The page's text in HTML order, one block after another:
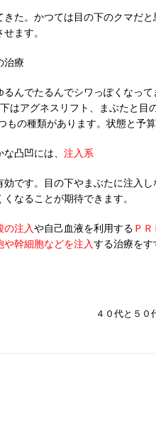
た。かつては目の下のクマだ
ます。
治療
んでたるんでシワっぽくなっ
はアグネスリフト、まぶたと目
もの種類があります。状態と予
凸凹には、 注入系
効です。目の下やまぶたに注入し
なることが期待できます。
の注入や自己血液を利用する Ｐ
や幹細胞などを注入する治療をす
４０代と５０